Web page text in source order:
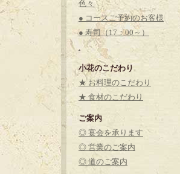
色々
● コースご予約のお客様
● 寿司（17：00～）
.
小花のこだわり
★ お料理のこだわり
★ 食材のこだわり
ご案内
◎ 宴会を承ります
◎ 営業のご案内
◎ 道のご案内